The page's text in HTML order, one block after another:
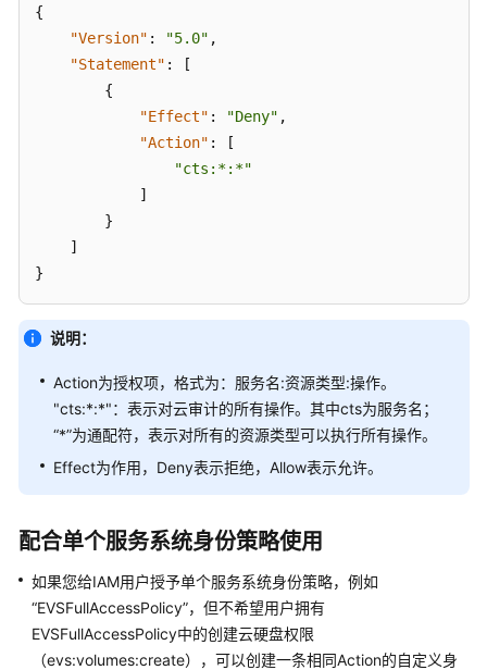
必
录
为
云
身
权
管
理
策
{
"Version" : "5.0" ,
"Statement" :
[
{
"Effect" : "Deny" ,
"Action" :
[
"cts:*:*"
]
}
]
}
说明：
Action为授权项，格式为：服务名:资源类型:操作。
"cts:*:*"：表示对云审计的所有操作。其中cts为服务名；
“*”为通配符，表示对所有的资源类型可以执行所有操作。
Effect为作用，Deny表示拒绝，Allow表示允许。
配合单个服务系统身份策略使用
如果您给IAM用户授予单个服务系统身份策略，例如
“EVSFullAccessPolicy”，但不希望用户拥有
EVSFullAccessPolicy中的创建云硬盘权限
（evs:volumes:create），可以创建一条相同Action的自定义身